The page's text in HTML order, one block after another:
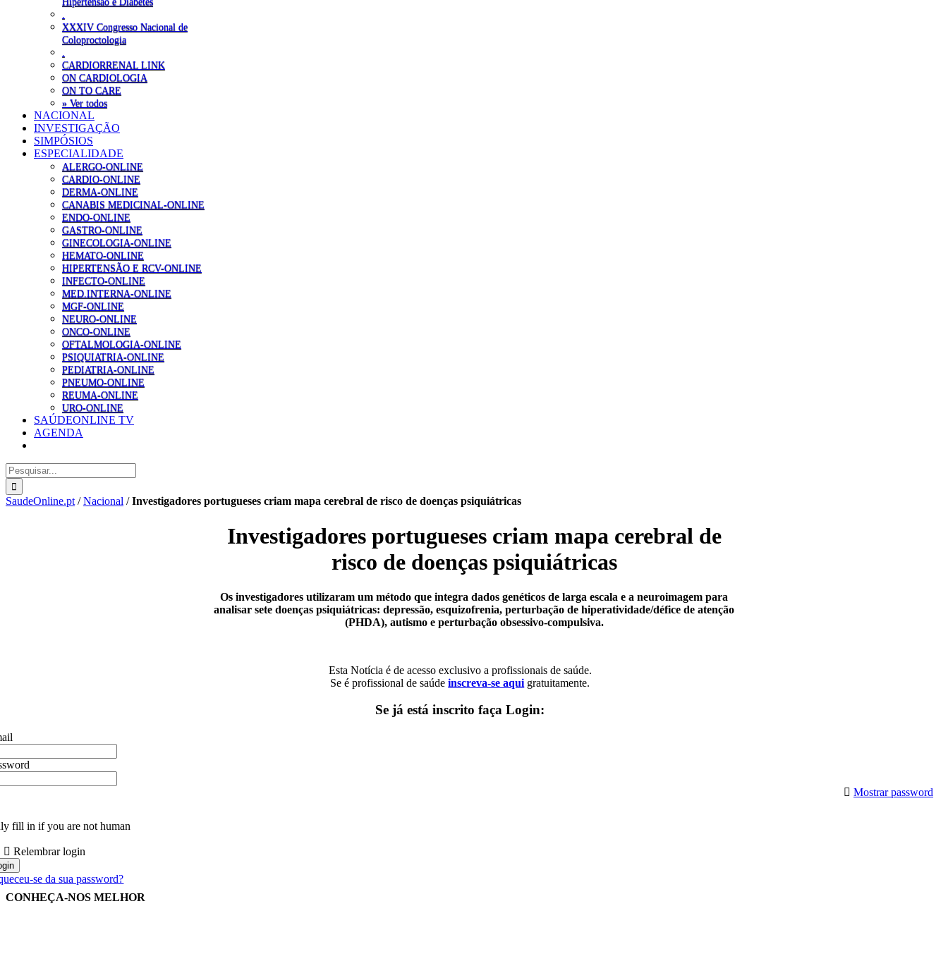
XXXIV Congresso Nacional de
Coloproctologia
CARDIORRENAL LINK
ON CARDIOLOGIA
ON TO CARE
» Ver todos
NACIONAL
INVESTIGAÇÃO
SIMPÓSIOS
ESPECIALIDADE
ALERGO-ONLINE
CARDIO-ONLINE
DERMA-ONLINE
CANABIS MEDICINAL-ONLINE
ENDO-ONLINE
GASTRO-ONLINE
GINECOLOGIA-ONLINE
HEMATO-ONLINE
HIPERTENSÃO E RCV-ONLINE
INFECTO-ONLINE
MED.INTERNA-ONLINE
MGF-ONLINE
NEURO-ONLINE
ONCO-ONLINE
OFTALMOLOGIA-ONLINE
PSIQUIATRIA-ONLINE
PEDIATRIA-ONLINE
PNEUMO-ONLINE
REUMA-ONLINE
URO-ONLINE
SAÚDEONLINE TV
AGENDA
Pesquisar
SaudeOnline.pt /Nacional /Investigadores portugueses criam mapa cerebral de risco de doenças psiquiátricas
Investigadores portugueses criam mapa cerebral de
risco de doenças psiquiátricas
Os investigadores utilizaram um método que integra dados genéticos de larga escala e a neuroimagem para
analisar sete doenças psiquiátricas: depressão, esquizofrenia, perturbação de hiperatividade/défice de atenção
(PHDA), autismo e perturbação obsessivo-compulsiva.
Esta Notícia é de acesso exclusivo a profissionais de saúde.
Se é profissional de saúdeinscreva-se aqui gratuitamente.
Se já está inscrito faça Login:
Mostrar password
fill in if you are not human
Relembrar login
se da sua password?
CONHEÇA-NOS MELHOR